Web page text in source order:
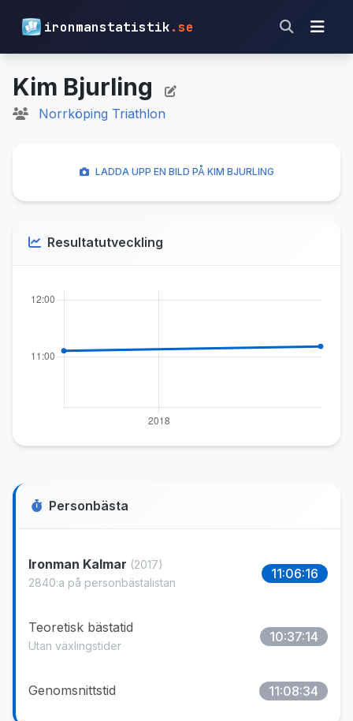
ironmanstatistik.se
Kim Bjurling
Norrköping Triathlon
Personbästa
Ironman Kalmar (2017)
2840:a på personbästalistan
11:06:16
Teoretisk bästatid
Utan växlingstider
10:37:14
Genomsnittstid 11:08:34
LADDA UPP EN BILD PÅ KIM BJURLING
Resultatutveckling